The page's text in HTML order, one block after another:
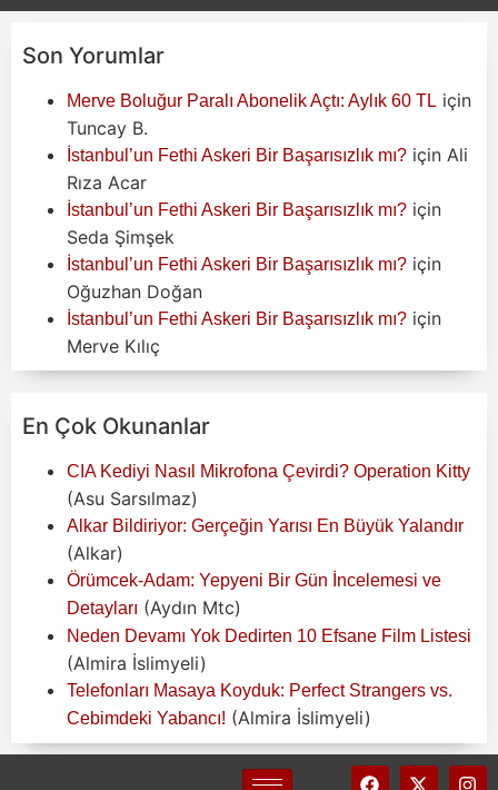
Son Yorumlar
Merve Boluğur Paralı Abonelik Açtı: Aylık 60 TL için
Tuncay B.
İstanbul’un Fethi Askeri Bir Başarısızlık mı? için Ali
Rıza Acar
İstanbul’un Fethi Askeri Bir Başarısızlık mı? için
Seda Şimşek
İstanbul’un Fethi Askeri Bir Başarısızlık mı? için
Oğuzhan Doğan
İstanbul’un Fethi Askeri Bir Başarısızlık mı? için
Merve Kılıç
En Çok Okunanlar
CIA Kediyi Nasıl Mikrofona Çevirdi? Operation Kitty
(Asu Sarsılmaz)
Alkar Bildiriyor: Gerçeğin Yarısı En Büyük Yalandır
(Alkar)
Örümcek-Adam: Yepyeni Bir Gün İncelemesi ve
Detayları (Aydın Mtc)
Neden Devamı Yok Dedirten 10 Efsane Film Listesi
(Almira İslimyeli)
Telefonları Masaya Koyduk: Perfect Strangers vs.
Cebimdeki Yabancı! (Almira İslimyeli)